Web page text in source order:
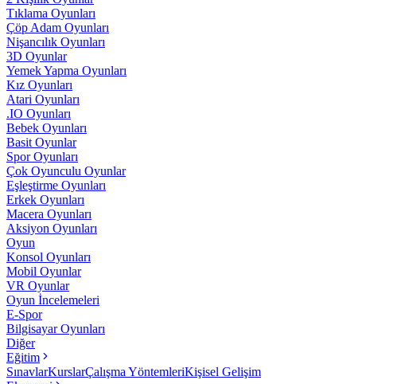
Tıklama Oyunları
Çöp Adam Oyunları
Nişancılık Oyunları
3D Oyunlar
Yemek Yapma Oyunları
Kız Oyunları
Atari Oyunları
.IO Oyunları
Bebek Oyunları
Basit Oyunlar
Spor Oyunları
Çok Oyunculu Oyunlar
Eşleştirme Oyunları
Erkek Oyunları
Macera Oyunları
Aksiyon Oyunları
Oyun
Konsol Oyunları
Mobil Oyunlar
VR Oyunlar
Oyun İncelemeleri
E-Spor
Bilgisayar Oyunları
Diğer
Eğitim
SınavlarKurslarÇalışma YöntemleriKişisel Gelişim